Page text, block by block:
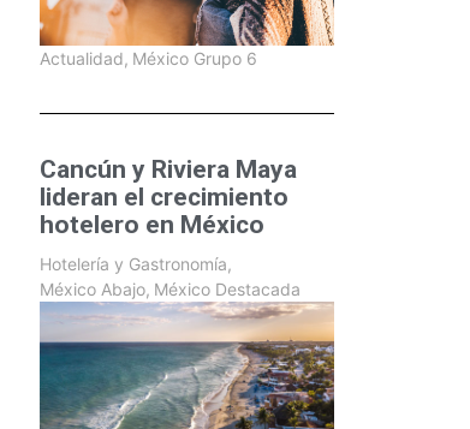
Actualidad, México Grupo 6
Cancún y Riviera Maya
lideran el crecimiento
hotelero en México
Hotelería y Gastronomía,
México Abajo, México Destacada